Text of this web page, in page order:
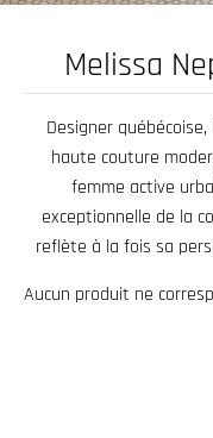
.
u
e
n
c
y
Melissa
Designer
haute couture
femme active
exceptionnelle de la
reflète à la fois sa
Aucun produit ne